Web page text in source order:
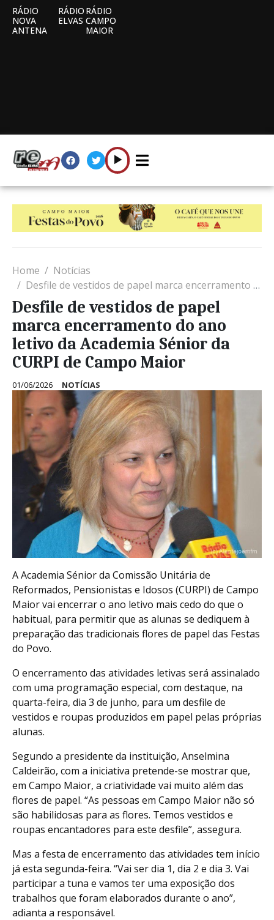
RÁDIO
NOVA
ANTENA
RÁDIO
ELVAS
RÁDIO
CAMPO
MAIOR
Home
Notícias
Desfile de vestidos de papel marca encerramento do ano letivo da Academia Sénior da CURPI de Campo Maior
Desfile de vestidos de papel
marca encerramento do ano
letivo da Academia Sénior da
CURPI de Campo Maior
01/06/2026 NOTÍCIAS
A Academia Sénior da Comissão Unitária de
Reformados, Pensionistas e Idosos (CURPI) de Campo
Maior vai encerrar o ano letivo mais cedo do que o
habitual, para permitir que as alunas se dediquem à
preparação das tradicionais flores de papel das Festas
do Povo.
O encerramento das atividades letivas será assinalado
com uma programação especial, com destaque, na
quarta-feira, dia 3 de junho, para um desfile de
vestidos e roupas produzidos em papel pelas próprias
alunas.
Segundo a presidente da instituição, Anselmina
Caldeirão, com a iniciativa pretende-se mostrar que,
em Campo Maior, a criatividade vai muito além das
flores de papel. “As pessoas em Campo Maior não só
são habilidosas para as flores. Temos vestidos e
roupas encantadores para este desfile”, assegura.
Mas a festa de encerramento das atividades tem início
já esta segunda-feira. “Vai ser dia 1, dia 2 e dia 3. Vai
participar a tuna e vamos ter uma exposição dos
trabalhos que foram elaborados durante o ano”,
adianta a responsável.